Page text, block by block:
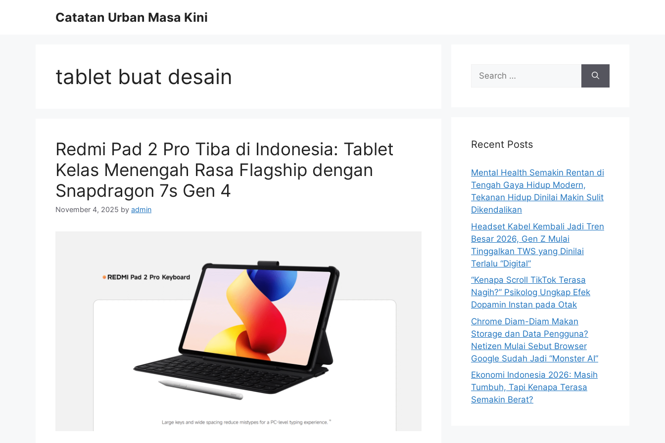
Catatan Urban Masa Kini
tablet buat desain
Redmi Pad 2 Pro Tiba di Indonesia: Tablet
Kelas Menengah Rasa Flagship dengan
Snapdragon 7s Gen 4
November 4, 2025 by admin
f
r
:
Recent Posts
Mental Health Semakin Rentan di
Tengah Gaya Hidup Modern,
Tekanan Hidup Dinilai Makin Sulit
Dikendalikan
Headset Kabel Kembali Jadi Tren
Besar 2026, Gen Z Mulai
Tinggalkan TWS yang Dinilai
Terlalu “Digital”
“Kenapa Scroll TikTok Terasa
Nagih?” Psikolog Ungkap Efek
Dopamin Instan pada Otak
Chrome Diam-Diam Makan
Storage dan Data Pengguna?
Netizen Mulai Sebut Browser
Google Sudah Jadi “Monster AI”
Ekonomi Indonesia 2026: Masih
Tumbuh, Tapi Kenapa Terasa
Semakin Berat?